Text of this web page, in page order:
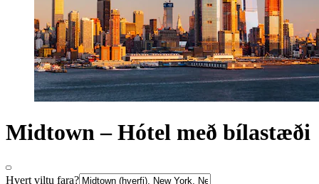
Midtown – Hótel með bílastæði
Hvert viltu fara?